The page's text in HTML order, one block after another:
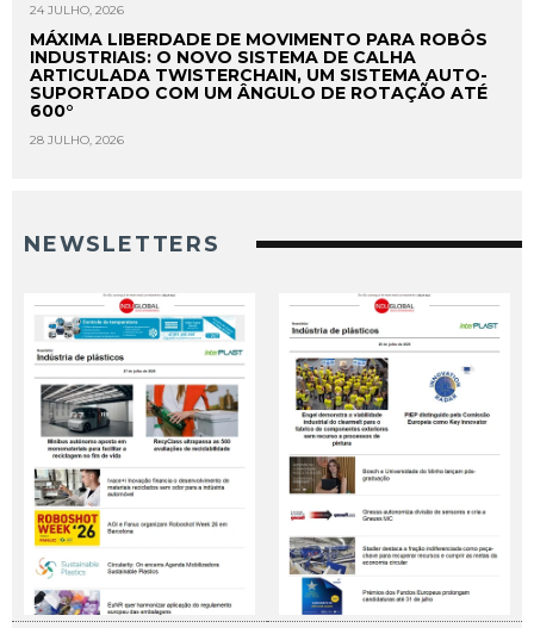
24 JULHO, 2026
MÁXIMA LIBERDADE DE MOVIMENTO PARA ROBÔS
INDUSTRIAIS: O NOVO SISTEMA DE CALHA
ARTICULADA TWISTERCHAIN, UM SISTEMA AUTO-
SUPORTADO COM UM ÂNGULO DE ROTAÇÃO ATÉ
600°
28 JULHO, 2026
NEWSLETTERS